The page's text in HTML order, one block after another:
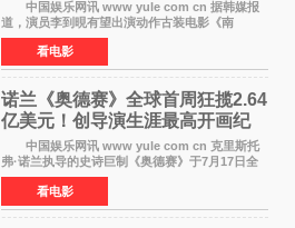
中国娱乐网讯 www yule com cn 据韩媒报
道，演员李到晛有望出演动作古装电影《南
伐》，与李秉宪、高允真合作，引发关注。
该片为动作古装片，讲述朝鲜初期，为了解救被
倭寇绑走的俘虏，9
看电影
诺兰《奥德赛》全球首周狂揽2.64
亿美元！创导演生涯最高开画纪
中国娱乐网讯 www yule com cn 克里斯托
弗·诺兰执导的史诗巨制《奥德赛》于7月17日全
球上映，首周末票房表现远超预期——北美首周
三天粗报1 245亿美元（开画3919馆），全球首周
2 641亿美元
看电影